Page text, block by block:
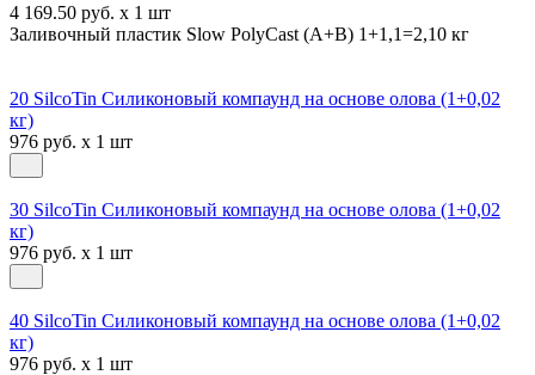
4 169.50 руб. x 1 шт
Заливочный пластик Slow PolyCast (A+B) 1+1,1=2,10 кг
20 SilcoTin Силиконовый компаунд на основе олова (1+0,02
кг)
976 руб. x 1 шт
30 SilcoTin Силиконовый компаунд на основе олова (1+0,02
кг)
976 руб. x 1 шт
40 SilcoTin Силиконовый компаунд на основе олова (1+0,02
кг)
976 руб. x 1 шт